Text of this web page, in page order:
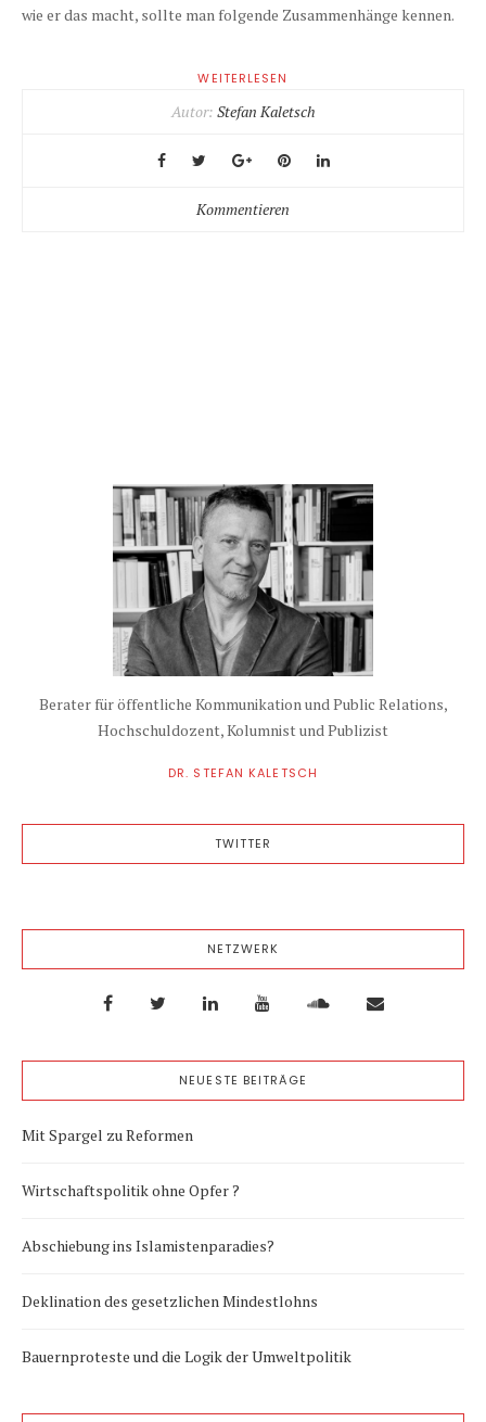
wie er das macht, sollte man folgende Zusammenhänge kennen.
WEITERLESEN
Autor: Stefan Kaletsch
Kommentieren
Berater für öffentliche Kommunikation und Public Relations,
Hochschuldozent, Kolumnist und Publizist
DR. STEFAN KALETSCH
TWITTER
NETZWERK
NEUESTE BEITRÄGE
Mit Spargel zu Reformen
Wirtschaftspolitik ohne Opfer ?
Abschiebung ins Islamistenparadies?
Deklination des gesetzlichen Mindestlohns
Bauernproteste und die Logik der Umweltpolitik